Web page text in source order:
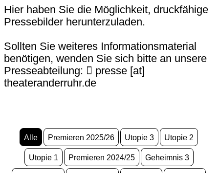
Hier haben Sie die Möglichkeit, druckfähige
Pressebilder herunterzuladen.
Sollten Sie weiteres Informationsmaterial
benötigen, wenden Sie sich bitte an unsere
Presseabteilung:
presse [​at​]
theateranderruhr.de
Alle Premieren 2025/26 Utopie 3 Utopie 2
Utopie 1 Premieren 2024/25 Geheimnis 3